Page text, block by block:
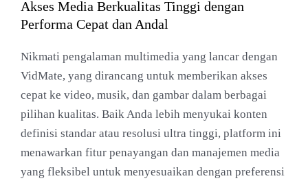
Akses Media Berkualitas Tinggi dengan
Performa Cepat dan Andal
Nikmati pengalaman multimedia yang lancar dengan
VidMate, yang dirancang untuk memberikan akses
cepat ke video, musik, dan gambar dalam berbagai
pilihan kualitas. Baik Anda lebih menyukai konten
definisi standar atau resolusi ultra tinggi, platform ini
menawarkan fitur penayangan dan manajemen media
yang fleksibel untuk menyesuaikan dengan preferensi